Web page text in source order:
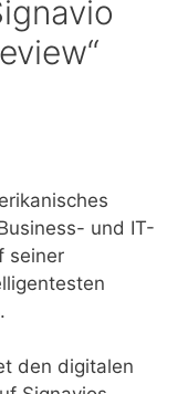
und IT-
seiner
den digitalen